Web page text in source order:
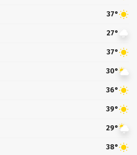
37°
27°
37°
30°
36°
39°
29°
38°